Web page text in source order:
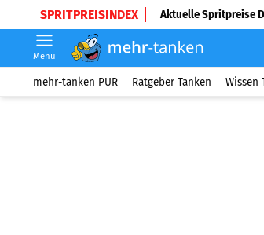
SPRITPREISINDEX Aktuelle Spritpreise
Menü
mehr-tanken PUR Ratgeber Tanken Wissen